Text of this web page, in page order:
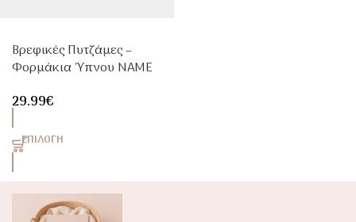
Βρεφικές Πυτζάμες –
Φορμάκια Ύπνου NAME
Φερμουάρ
29.99€
ΕΠΙΛΟΓΉ